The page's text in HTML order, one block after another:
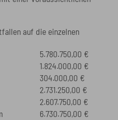
auf die einzelnen
5.780.750,00 €
1.824.000,00 €
304.000,00 €
2.731.250,00 €
2.607.750,00 €
6.730.750,00 €